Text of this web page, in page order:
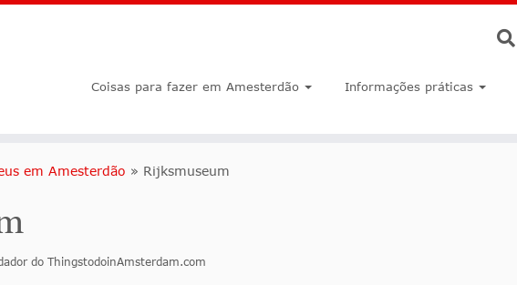
Coisas para fazer em Amesterdão Informações práticas
em Amesterdão » Rijksmuseum
do ThingstodoinAmsterdam.com